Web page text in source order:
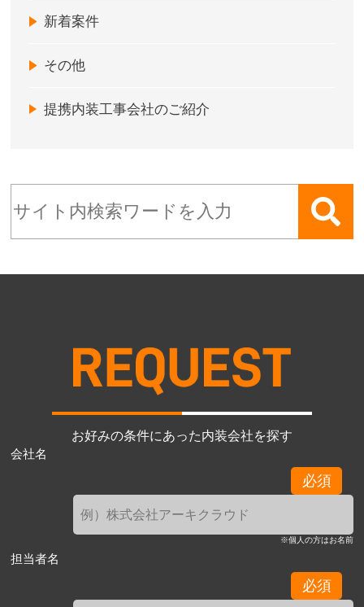
新着案件
その他
提携内装工事会社のご紹介
お好みの条件にあった内装会社を探す
会社名
必須
※個人の方はお名前
担当者名
必須